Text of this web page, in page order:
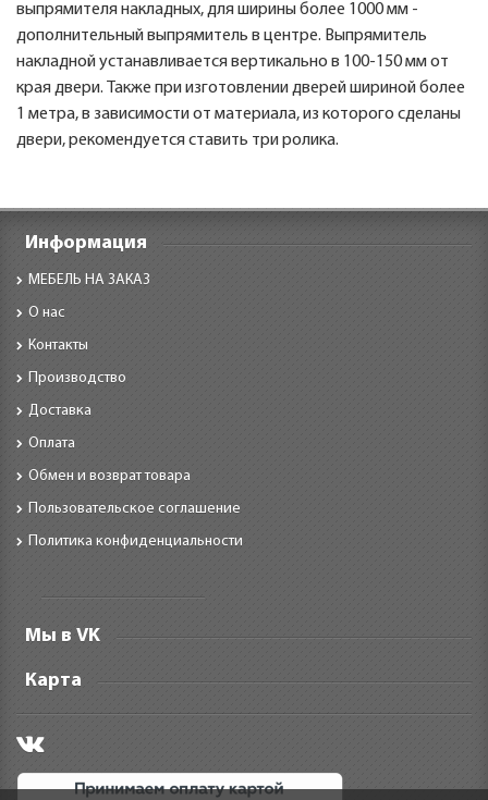
выпрямителя накладных, для ширины более 1000 мм -
дополнительный выпрямитель в центре. Выпрямитель
накладной устанавливается вертикально в 100-150 мм от
края двери. Также при изготовлении дверей шириной более
1 метра, в зависимости от материала, из которого сделаны
двери, рекомендуется ставить три ролика.
Информация
МЕБЕЛЬ НА ЗАКАЗ
О нас
Контакты
Производство
Доставка
Оплата
Обмен и возврат товара
Пользовательское соглашение
Политика конфиденциальности
Мы в VK
Карта